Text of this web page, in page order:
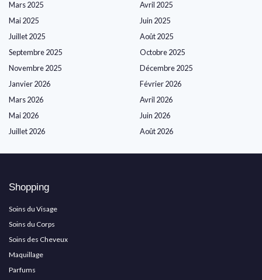
Mars 2025
Avril 2025
Mai 2025
Juin 2025
Juillet 2025
Août 2025
Septembre 2025
Octobre 2025
Novembre 2025
Décembre 2025
Janvier 2026
Février 2026
Mars 2026
Avril 2026
Mai 2026
Juin 2026
Juillet 2026
Août 2026
Shopping
Soins du Visage
Soins du Corps
Soins des Cheveux
Maquillage
Parfums